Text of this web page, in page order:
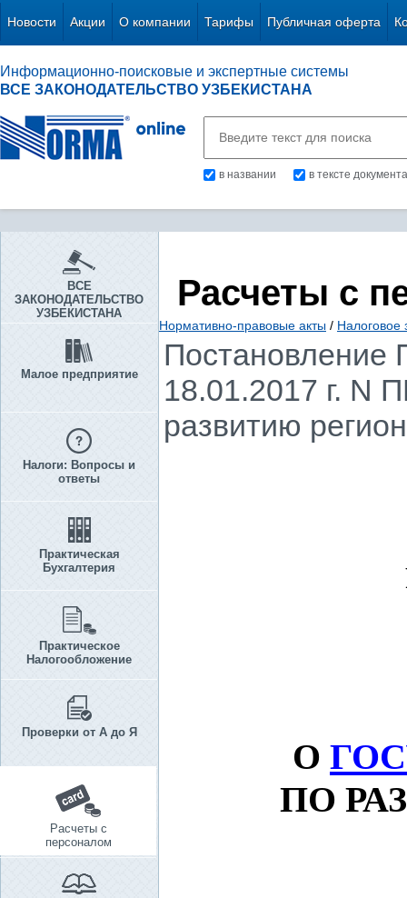
Новости Акции О компании Тарифы Публичная оферта
Информационно-поисковые и экспертные системы
ВСЕ ЗАКОНОДАТЕЛЬСТВО УЗБЕКИСТАНА
в названии в тексте документа
ВСЕ
ЗАКОНОДАТЕЛЬСТВО
УЗБЕКИСТАНА
Малое предприятие
Налоги: Вопросы и
ответы
Практическая
Бухгалтерия
Практическое
Налогообложение
Проверки от А до Я
Расчеты с
персоналом
Расчеты с
Нормативно-правовые акты / Налоговое
Постановление
18.01.2017 г. N
развитию
О
ПО